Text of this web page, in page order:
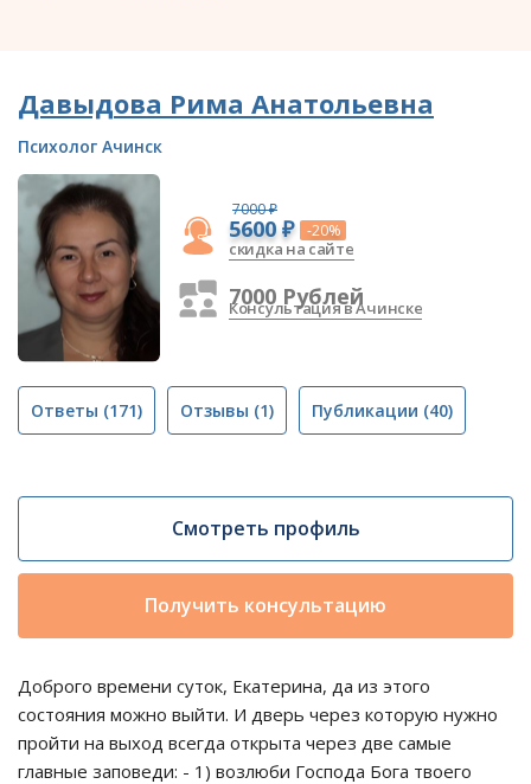
Давыдова Рима Анатольевна
Психолог Ачинск
7000 ₽
5600 ₽ -20%
скидка на сайте
7000 Рублей
Консультация в Ачинске
Ответы (171) Отзывы (1) Публикации (40)
Смотреть профиль
Получить консультацию
Доброго времени суток, Екатерина, да из этого
состояния можно выйти. И дверь через которую нужно
пройти на выход всегда открыта через две самые
главные заповеди: - 1) возлюби Господа Бога твоего